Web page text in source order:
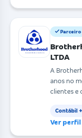
LTDA
A
anos no
clientes e
Contábil
Ver perfil